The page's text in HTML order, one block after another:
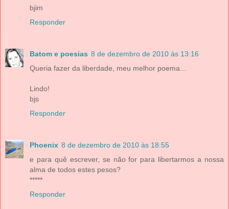
bjim
Responder
Batom e poesias 8 de dezembro de 2010 às 13:16
Queria fazer da liberdade, meu melhor poema...
Lindo!
bjs
Responder
Phoenix 8 de dezembro de 2010 às 18:55
e para quê escrever, se não for para libertarmos a nossa
alma de todos estes pesos?
*****
Responder